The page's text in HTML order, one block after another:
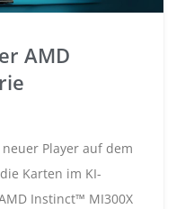
AMD
Player auf dem
Karten im KI-
Instinct™ MI300X